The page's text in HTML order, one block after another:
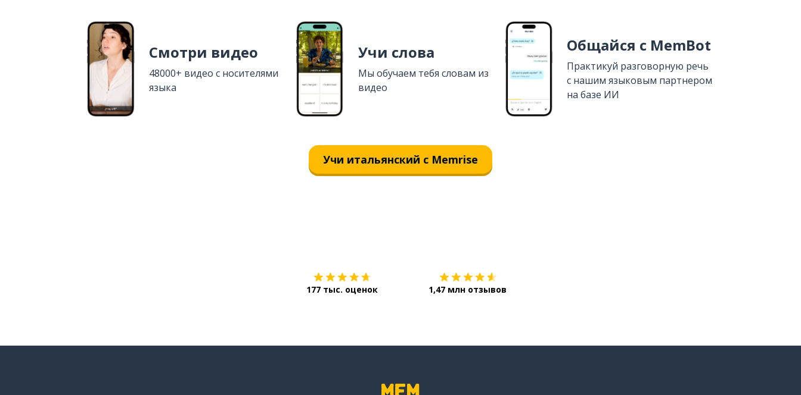
Смотри видео
48000+ видео с носителями
языка
Учи слова
Мы обучаем тебя словам из
видео
Общайся с MemBot
Практикуй разговорную речь
с нашим языковым партнером
на базе ИИ
Учи итальянский с Memrise
177 тыс. оценок 1,47 млн отзывов